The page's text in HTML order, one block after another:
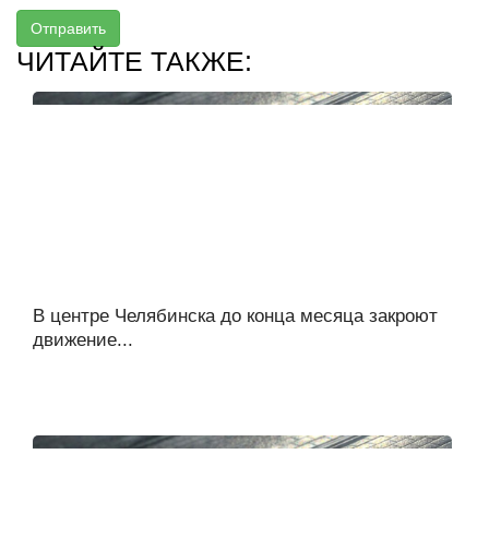
Отправить
ЧИТАЙТЕ ТАКЖЕ:
В центре Челябинска до конца месяца закроют
движение...